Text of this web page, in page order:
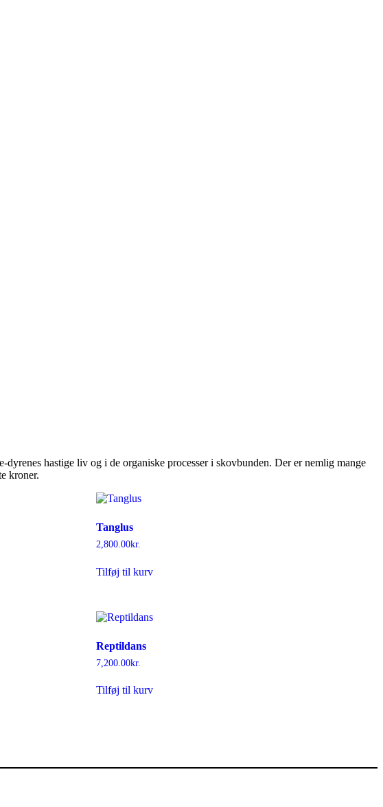
hastige liv og i de organiske processer i skovbunden. Der er nemlig mange
kroner.
Tanglus
2,800.00kr.
Tilføj til kurv
Reptildans
7,200.00kr.
Tilføj til kurv